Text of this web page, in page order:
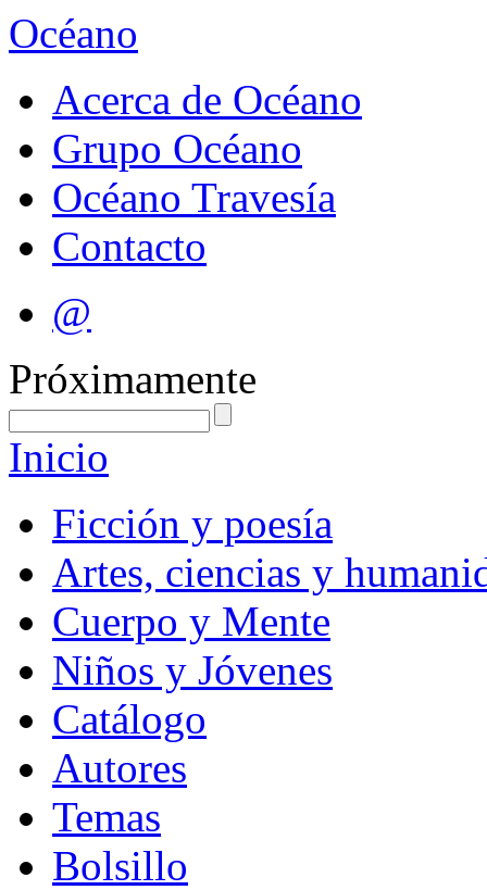
Océano
Acerca de Océano
Grupo Océano
Océano Travesía
Contacto
@
Próximamente
Inicio
Ficción y poesía
Artes, ciencias y
Cuerpo y Mente
Niños y Jóvenes
Catálogo
Autores
Temas
Bolsillo